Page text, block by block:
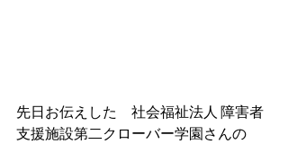
先日お伝えした　社会福祉法人 障害者
支援施設第二クローバー学園さんの